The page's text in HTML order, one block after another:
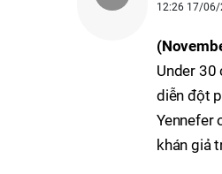
12:26 17/
Under 30
diễn đột
Yennefer
khán giả